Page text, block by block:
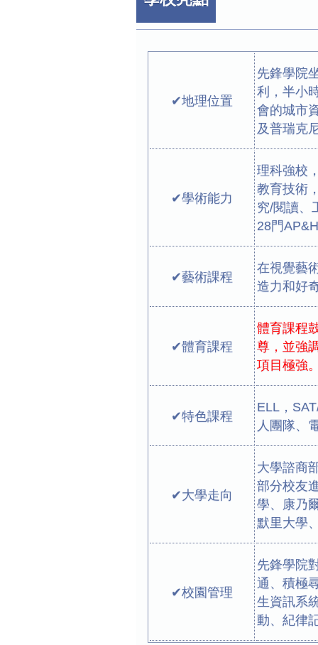
✔地理位置
先鋒學院
利，半小
會的城市
及普瑞克
✔學術能力
理科強校
教育技術
究/閱讀、
28門
✔藝術課程
在視覺藝
造力和好
✔體育課程
體育課程
尊，並強
項目極強
✔特色課程
ELL，
人團隊、
✔大學走向
大學諮商
部分校友
學、康乃
默里大學
✔校園管理
先鋒學院
通、積極
生資訊系
動、紀律